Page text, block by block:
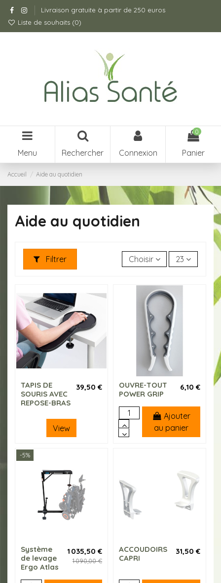
Livraison gratuite à partir de 250 euros
Liste de souhaits (0)
Menu Rechercher Connexion
0
Panier
Accueil Aide au quotidien
Aide au quotidien
Filtrer Choisir 23
TAPIS DE
SOURIS AVEC
REPOSE-BRAS
39,50 €
View
OUVRE-TOUT
POWER GRIP
6,10 €
Ajouter
au panier
-5%
Système
de levage
Ergo Atlas
1 035,50 €
1 090,00 €
ACCOUDOIRS
CAPRI
31,50 €